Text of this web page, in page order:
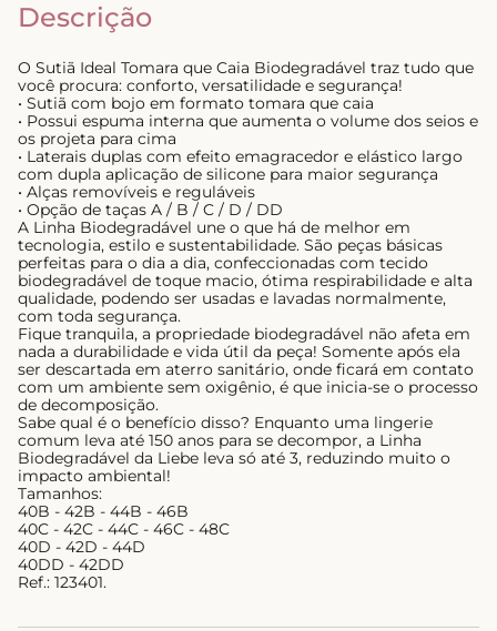
Descrição
O Sutiã Ideal Tomara que Caia Biodegradável traz tudo que
você procura: conforto, versatilidade e segurança!
• Sutiã com bojo em formato tomara que caia
• Possui espuma interna que aumenta o volume dos seios e
os projeta para cima
• Laterais duplas com efeito emagracedor e elástico largo
com dupla aplicação de silicone para maior segurança
• Alças removíveis e reguláveis
• Opção de taças A / B / C / D / DD
A Linha Biodegradável une o que há de melhor em
tecnologia, estilo e sustentabilidade. São peças básicas
perfeitas para o dia a dia, confeccionadas com tecido
biodegradável de toque macio, ótima respirabilidade e alta
qualidade, podendo ser usadas e lavadas normalmente,
com toda segurança.
Fique tranquila, a propriedade biodegradável não afeta em
nada a durabilidade e vida útil da peça! Somente após ela
ser descartada em aterro sanitário, onde ficará em contato
com um ambiente sem oxigênio, é que inicia-se o processo
de decomposição.
Sabe qual é o benefício disso? Enquanto uma lingerie
comum leva até 150 anos para se decompor, a Linha
Biodegradável da Liebe leva só até 3, reduzindo muito o
impacto ambiental!
Tamanhos:
40B - 42B - 44B - 46B
40C - 42C - 44C - 46C - 48C
40D - 42D - 44D
40DD - 42DD
Ref.: 123401.